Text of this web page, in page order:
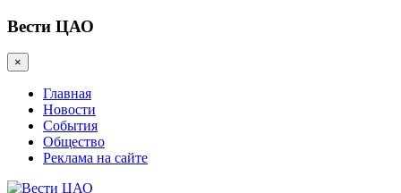
Вести ЦАО
×
Главная
Новости
События
Общество
Реклама на сайте